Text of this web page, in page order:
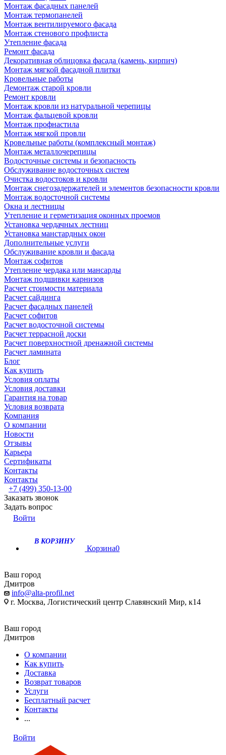
Монтаж фасадных панелей
Монтаж термопанелей
Монтаж вентилируемого фасада
Монтаж стенового профлиста
Утепление фасада
Ремонт фасада
Декоративная облицовка фасада (камень, кирпич)
Монтаж мягкой фасадной плитки
Кровельные работы
Демонтаж старой кровли
Ремонт кровли
Монтаж кровли из натуральной черепицы
Монтаж фальцевой кровли
Монтаж профнастила
Монтаж мягкой провли
Кровельные работы (комплексный монтаж)
Монтаж металлочерепицы
Водосточные системы и безопасность
Обслуживание водосточных систем
Очистка водостоков и кровли
Монтаж снегозадержателей и элементов безопасности кровли
Монтаж водосточной системы
Окна и лестницы
Утепление и герметизация оконных проемов
Установка чердачных лестниц
Установка манстардных окон
Дополнительные услуги
Обслуживание кровли и фасада
Монтаж софитов
Утепление чердака или мансарды
Монтаж подшивки карнизов
Расчет стоимости материала
Расчет сайдинга
Расчет фасадных панелей
Расчет софитов
Расчет водосточной системы
Расчет террасной доски
Расчет поверхностной дренажной системы
Расчет ламината
Блог
Как купить
Условия оплаты
Условия доставки
Гарантия на товар
Условия возврата
Компания
О компании
Новости
Отзывы
Карьера
Сертификаты
Контакты
Контакты
+7 (499) 350-13-00
Заказать звонок
Задать вопрос
Войти
В КОРЗИНУ
Корзина0
Ваш город
Дмитров
info@alta-profil.net
г. Москва, Логистический центр Славянский Мир, к14
Ваш город
Дмитров
О компании
Как купить
Доставка
Возврат товаров
Услуги
Бесплатный расчет
Контакты
...
Войти